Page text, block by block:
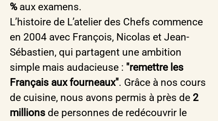
%aux examens.
L’histoire de L’atelier des Chefs commence
en 2004 avec François, Nicolas et Jean-
Sébastien, qui partagent une ambition
simple mais audacieuse : "remettre les
Français aux fourneaux". Grâce à nos cours
de cuisine, nous avons permis à près de 2
millions de personnes de redécouvrir le